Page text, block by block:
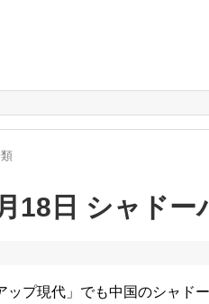
18日 シャドー
ップ現代」でも中国のシャド